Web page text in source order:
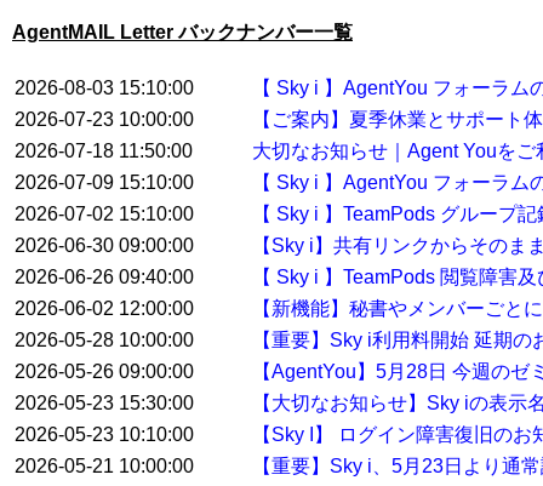
AgentMAIL Letter バックナンバー一覧
2026-08-03 15:10:00
【 Sky i 】AgentYou フォーラ
2026-07-23 10:00:00
【ご案内】夏季休業とサポート
2026-07-18 11:50:00
大切なお知らせ｜Agent Youを
2026-07-09 15:10:00
【 Sky i 】AgentYou フォーラ
2026-07-02 15:10:00
【 Sky i 】TeamPods グループ
2026-06-30 09:00:00
【Sky i】共有リンクからそのま
2026-06-26 09:40:00
【 Sky i 】TeamPods 閲覧障害
2026-06-02 12:00:00
【新機能】秘書やメンバーごと
2026-05-28 10:00:00
【重要】Sky i利用料開始 延期の
2026-05-26 09:00:00
【AgentYou】5月28日 今週の
2026-05-23 15:30:00
【大切なお知らせ】Sky iの表示
2026-05-23 10:10:00
【Sky I】 ログイン障害復旧のお
2026-05-21 10:00:00
【重要】Sky i、5月23日より通